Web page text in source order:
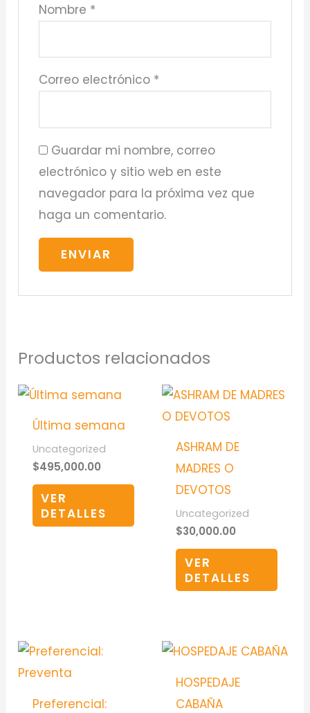
Nombre *
Correo electrónico *
Guardar mi nombre, correo
electrónico y sitio web en este
navegador para la próxima vez que
haga un comentario.
Productos relacionados
Última semana
Uncategorized
$495,000.00
VER
DETALLES
ASHRAM DE
MADRES O
DEVOTOS
Uncategorized
$30,000.00
VER
DETALLES
Preferencial:
HOSPEDAJE
CABAÑA